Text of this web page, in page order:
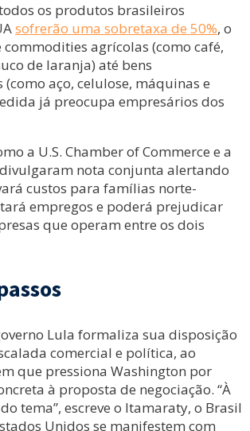
os produtos brasileiros
sofrerão uma sobretaxa de 50%, o
agrícolas (como café,
de laranja) até bens
aço, celulose, máquinas e
já preocupa empresários dos
a U.S. Chamber of Commerce e a
nota conjunta alertando
custos para famílias norte-
empregos e poderá prejudicar
que operam entre os dois
Lula formaliza sua disposição
comercial e política, ao
que pressiona Washington por
à proposta de negociação. “À
tema”, escreve o Itamaraty, o Brasil
Unidos se manifestem com